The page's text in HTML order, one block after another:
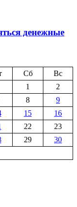
денежные
Сб
Вс
1
2
8
9
15
16
22
23
29
30